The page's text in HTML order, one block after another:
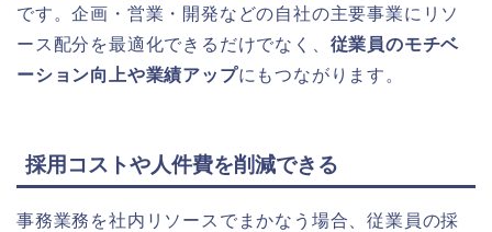
です。企画・営業・開発などの自社の主要事業にリソ
ース配分を最適化できるだけでなく、 従業員のモチベ
ーション向上や業績アップにもつながります。
採用コストや人件費を削減できる
事務業務を社内リソースでまかなう場合、従業員の採